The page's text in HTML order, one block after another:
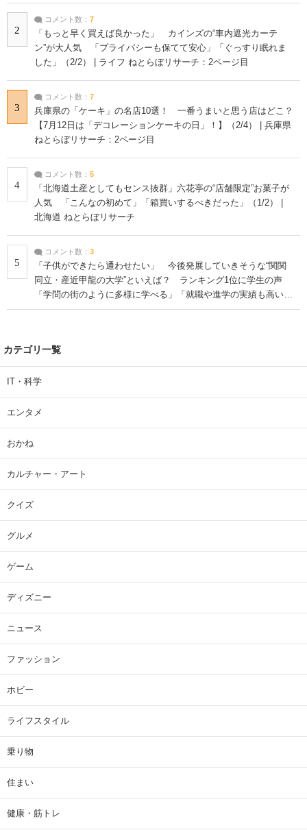
2
コメント数： 7
「もっと早く買えば良かった」 カインズの“車内遮光カーテ
ン”が大人気 「プライバシーも保てて安心」「ぐっすり眠れま
した」（2/2） | ライフ ねとらぼリサーチ：2ページ目
3
コメント数： 7
兵庫県の「ケーキ」の名店10選！ 一番うまいと思う店はどこ？
【7月12日は「デコレーションケーキの日」！】（2/4） | 兵庫県
ねとらぼリサーチ：2ページ目
4
コメント数： 5
「北海道土産としてもセンス抜群」六花亭の“店舗限定”お菓子が
人気 「こんなの初めて」「箱買いするべきだった」（1/2） |
北海道 ねとらぼリサーチ
5
コメント数： 3
「子供ができたら通わせたい」 今後発展していきそうな“関関
同立・産近甲龍の大学”といえば？ ランキング1位に学生の声
「学問の街のように多様に学べる」「就職や進学の実績も高い」
| 大学 ねとらぼリサーチ
カテゴリ一覧
IT・科学
エンタメ
おかね
カルチャー・アート
クイズ
グルメ
ゲーム
ディズニー
ニュース
ファッション
ホビー
ライフスタイル
乗り物
住まい
健康・筋トレ